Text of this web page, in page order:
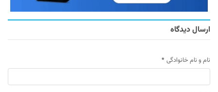
ارسال دیدگاه
نام و نام خانوادگی *